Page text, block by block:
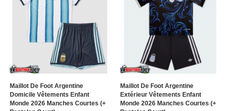
Maillot De Foot Argentine
Domicile Vêtements Enfant
Monde 2026 Manches Courtes (+
Maillot De Foot Argentine
Extérieur Vêtements Enfant
Monde 2026 Manches Courtes (+